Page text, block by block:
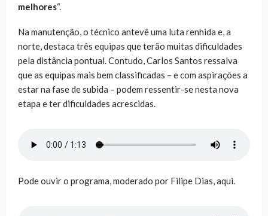
melhores“.
Na manutenção, o técnico antevê uma luta renhida e, a
norte, destaca três equipas que terão muitas dificuldades
pela distância pontual. Contudo, Carlos Santos ressalva
que as equipas mais bem classificadas – e com aspirações a
estar na fase de subida – podem ressentir-se nesta nova
etapa e ter dificuldades acrescidas.
Pode ouvir o programa, moderado por Filipe Dias, aqui.